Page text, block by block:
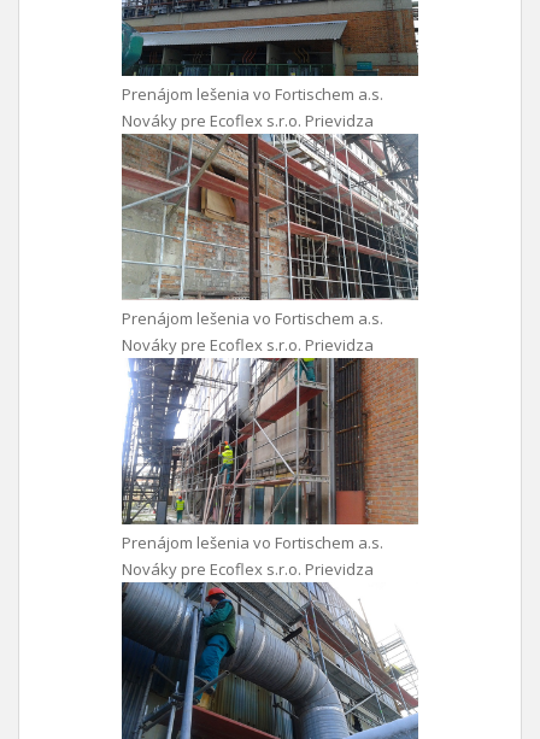
Prenájom lešenia vo Fortischem a.s.
Nováky pre Ecoflex s.r.o. Prievidza
Prenájom lešenia vo Fortischem a.s.
Nováky pre Ecoflex s.r.o. Prievidza
Prenájom lešenia vo Fortischem a.s.
Nováky pre Ecoflex s.r.o. Prievidza